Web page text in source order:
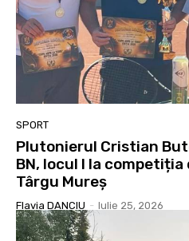
SPORT
Plutonierul Cristian
BN, locul I la
Târgu Mureș
Flavia DANCIU - Iulie 25, 2026